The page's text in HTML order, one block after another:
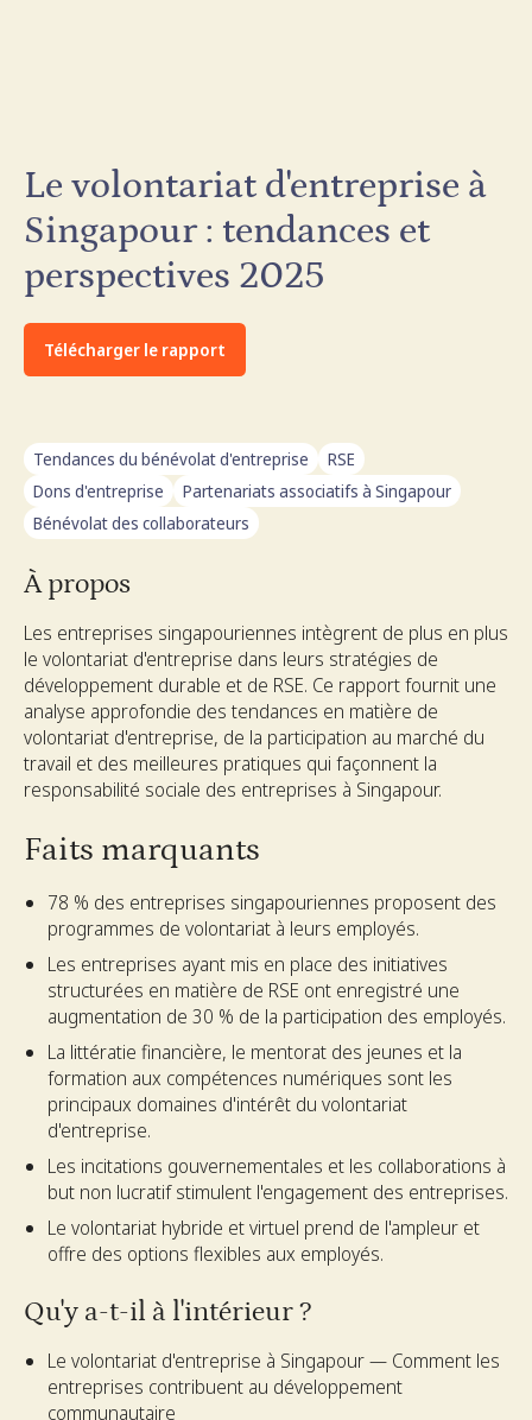
Le volontariat d'entreprise à
Singapour : tendances et
perspectives 2025
Télécharger le rapport
Tendances du bénévolat d'entreprise
RSE
Dons d'entreprise
Partenariats associatifs à Singapour
Bénévolat des collaborateurs
À propos
Les entreprises singapouriennes intègrent de plus en plus
le volontariat d'entreprise dans leurs stratégies de
développement durable et de RSE. Ce rapport fournit une
analyse approfondie des tendances en matière de
volontariat d'entreprise, de la participation au marché du
travail et des meilleures pratiques qui façonnent la
responsabilité sociale des entreprises à Singapour.
Faits marquants
78 % des entreprises singapouriennes proposent des
programmes de volontariat à leurs employés.
Les entreprises ayant mis en place des initiatives
structurées en matière de RSE ont enregistré une
augmentation de 30 % de la participation des employés.
La littératie financière, le mentorat des jeunes et la
formation aux compétences numériques sont les
principaux domaines d'intérêt du volontariat
d'entreprise.
Les incitations gouvernementales et les collaborations à
but non lucratif stimulent l'engagement des entreprises.
Le volontariat hybride et virtuel prend de l'ampleur et
offre des options flexibles aux employés.
Qu'y a-t-il à l'intérieur ?
Le volontariat d'entreprise à Singapour — Comment les
entreprises contribuent au développement
communautaire